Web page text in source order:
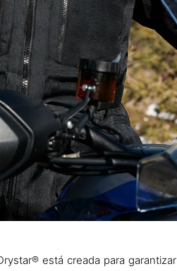
está creada para garantizar